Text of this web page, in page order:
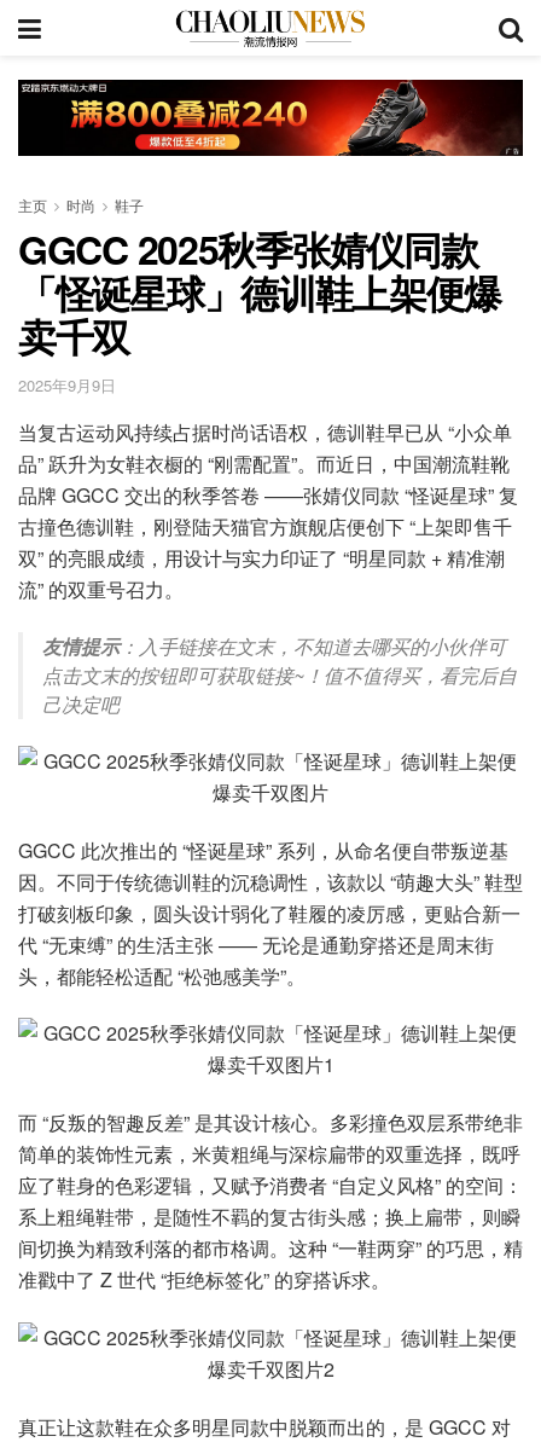
主页 时尚 鞋子
GGCC 2025秋季张婧仪同款
「怪诞星球」德训鞋上架便爆
卖千双
2025年9月9日
当复古运动风持续占据时尚话语权，德训鞋早已从 “小众单
品” 跃升为女鞋衣橱的 “刚需配置”。而近日，中国潮流鞋靴
品牌 GGCC 交出的秋季答卷 ——张婧仪同款 “怪诞星球” 复
古撞色德训鞋，刚登陆天猫官方旗舰店便创下 “上架即售千
双” 的亮眼成绩，用设计与实力印证了 “明星同款 + 精准潮
流” 的双重号召力。
友情提示：入手链接在文末，不知道去哪买的小伙伴可
点击文末的按钮即可获取链接~！值不值得买，看完后自
己决定吧
GGCC 此次推出的 “怪诞星球” 系列，从命名便自带叛逆基
因。不同于传统德训鞋的沉稳调性，该款以 “萌趣大头” 鞋型
打破刻板印象，圆头设计弱化了鞋履的凌厉感，更贴合新一
代 “无束缚” 的生活主张 —— 无论是通勤穿搭还是周末街
头，都能轻松适配 “松弛感美学”。
而 “反叛的智趣反差” 是其设计核心。多彩撞色双层系带绝非
简单的装饰性元素，米黄粗绳与深棕扁带的双重选择，既呼
应了鞋身的色彩逻辑，又赋予消费者 “自定义风格” 的空间：
系上粗绳鞋带，是随性不羁的复古街头感；换上扁带，则瞬
间切换为精致利落的都市格调。这种 “一鞋两穿” 的巧思，精
准戳中了 Z 世代 “拒绝标签化” 的穿搭诉求。
真正让这款鞋在众多明星同款中脱颖而出的，是 GGCC 对